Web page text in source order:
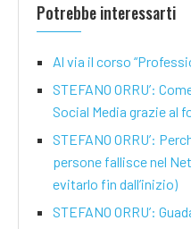
Potrebbe interessarti
Al via il corso
STEFANO ORRU’:
Social Media grazie al
STEFANO ORRU’:
persone fallisce nel
evitarlo fin dall’inizio)
STEFANO ORRU’: